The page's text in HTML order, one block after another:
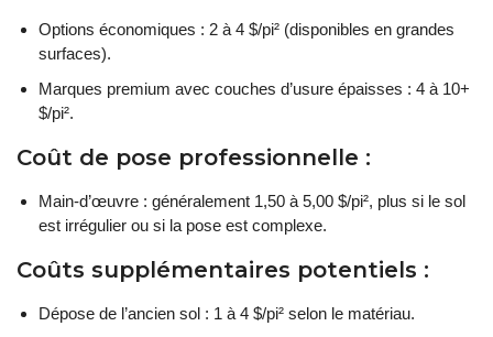
Options économiques : 2 à 4 $/pi² (disponibles en grandes
surfaces).
Marques premium avec couches d’usure épaisses : 4 à 10+
$/pi².
Coût de pose professionnelle :
Main-d’œuvre : généralement 1,50 à 5,00 $/pi², plus si le sol
est irrégulier ou si la pose est complexe.
Coûts supplémentaires potentiels :
Dépose de l’ancien sol : 1 à 4 $/pi² selon le matériau.